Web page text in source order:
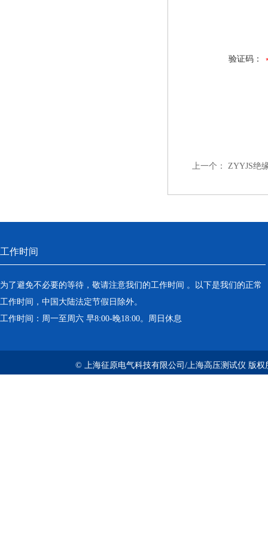
验证码：
上一个： ZYYJS绝
工作时间
为了避免不必要的等待，敬请注意我们的工作时间 。以下是我们的正常
工作时间，中国大陆法定节假日除外。
工作时间：周一至周六 早8:00-晚18:00。周日休息
© 上海征原电气科技有限公司/上海高压测试仪 版权